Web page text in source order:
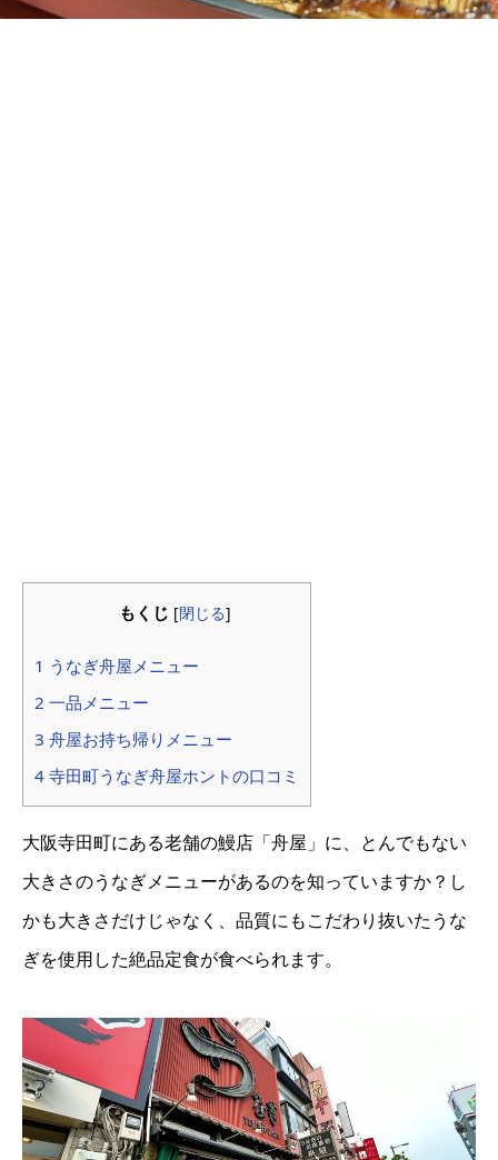
もくじ [閉じる]
1 うなぎ舟屋メニュー
2 一品メニュー
3 舟屋お持ち帰りメニュー
4 寺田町うなぎ舟屋ホントの口コミ
大阪寺田町にある老舗の鰻店「舟屋」に、とんでもない
大きさのうなぎメニューがあるのを知っていますか？し
かも大きさだけじゃなく、品質にもこだわり抜いたうな
ぎを使用した絶品定食が食べられます。